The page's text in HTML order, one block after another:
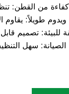
كفاءة من القطن:
طويلاً: يقاوم
للبيئة: تصميم
سهل